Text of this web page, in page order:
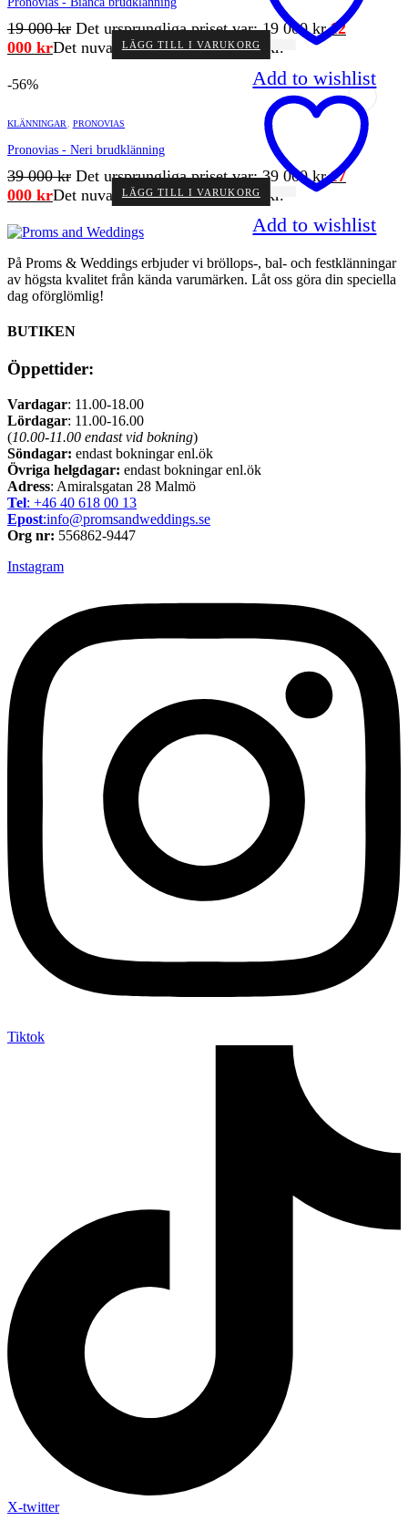
Add to wishlist
LÄGG TILL I VARUKORG
19 000kr Det ursprungliga priset var: 19 000 kr.12
000 krDet nuvarande priset är: 12 000 kr.
Add to wishlist
-56%
LÄGG TILL I VARUKORG
KLÄNNINGAR PRONOVIAS
Pronovias - Neri brudklänning
39 000kr Det ursprungliga priset var: 39 000 kr.17
000 krDet nuvarande priset är: 17 000 kr.
På Proms & Weddings erbjuder vi bröllops-, bal- och festklänningar
av högsta kvalitet från kända varumärken. Låt oss göra din speciella
dag oförglömlig!
BUTIKEN
Öppettider:
Vardagar: 11.00-18.00
Lördagar: 11.00-16.00
(10.00-11.00 endast vid bokning)
Söndagar: endast bokningar enl.ök
Övriga helgdagar: endast bokningar enl.ök
Adress: Amiralsgatan 28 Malmö
Tel: +46 40 618 ​00 13
Epost:info@promsandweddings.se
Org nr: 556862-9447
Instagram
Tiktok
X-twitter